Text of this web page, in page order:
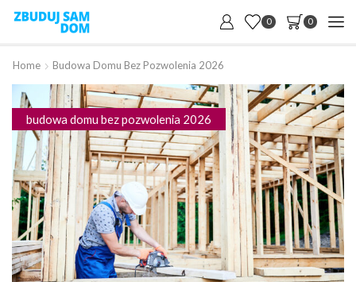
0 0
Home Budowa Domu Bez Pozwolenia 2026
budowa domu bez pozwolenia 2026